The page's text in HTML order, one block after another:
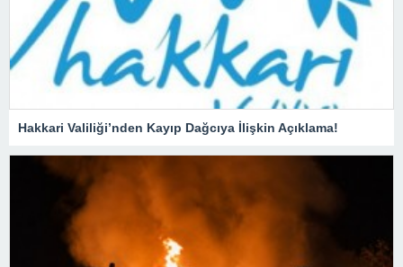
Hakkari Valiliği’nden Kayıp Dağcıya İlişkin Açıklama!